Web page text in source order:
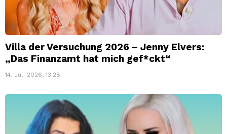
Villa der Versuchung 2026 – Jenny Elvers:
„Das Finanzamt hat mich gef*ckt“
14. Juli 2026, 13:28